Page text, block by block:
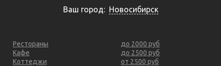
Ваш город: Новосибирск
Рестораны
Кафе
Коттеджи
до 2000 руб
до 2500 руб
от 2500 руб